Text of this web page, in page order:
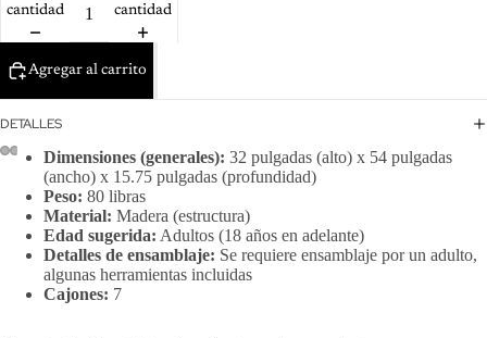
cantidad
cantidad
Agregar al carrito
DETALLES
Dimensiones (generales): 32 pulgadas (alto) x 54 pulgadas
(ancho) x 15.75 pulgadas (profundidad)
Peso: 80 libras
Material: Madera (estructura)
Edad sugerida: Adultos (18 años en adelante)
Detalles de ensamblaje: Se requiere ensamblaje por un adulto,
algunas herramientas incluidas
Cajones: 7